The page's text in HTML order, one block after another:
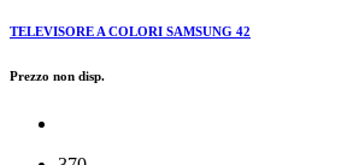
TELEVISORE A COLORI SAMSUNG 42
Prezzo non disp.